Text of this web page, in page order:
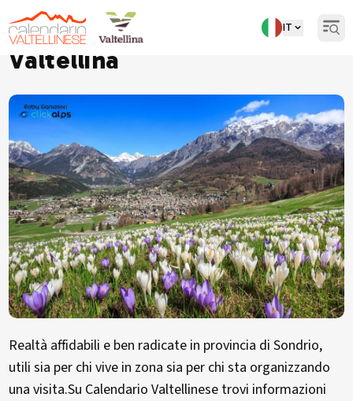
IT
Informazioni utili sulla
Valtellina
Realtà affidabili e ben radicate in provincia di Sondrio,
utili sia per chi vive in zona sia per chi sta organizzando
una visita.Su Calendario Valtellinese trovi informazioni